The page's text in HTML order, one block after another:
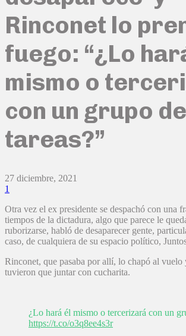
Rinconet lo
fuego: “¿Lo
mismo o
con un grupo de
tareas?”
27 diciembre, 2021
1
Otra vez el ex presidente se despachó con una
tiempos de la dictadura, algo que parece le
ruborizarse, habló de desaparecer gente,
caso, de cualquiera de su espacio político,
Rinconet, que pasaba por allí, lo chapó al vuelo
tuvieron que juntar con cucharita.
¿Lo hará él mismo o tercerizará con un
https://t.co/o3q8ee4s3r